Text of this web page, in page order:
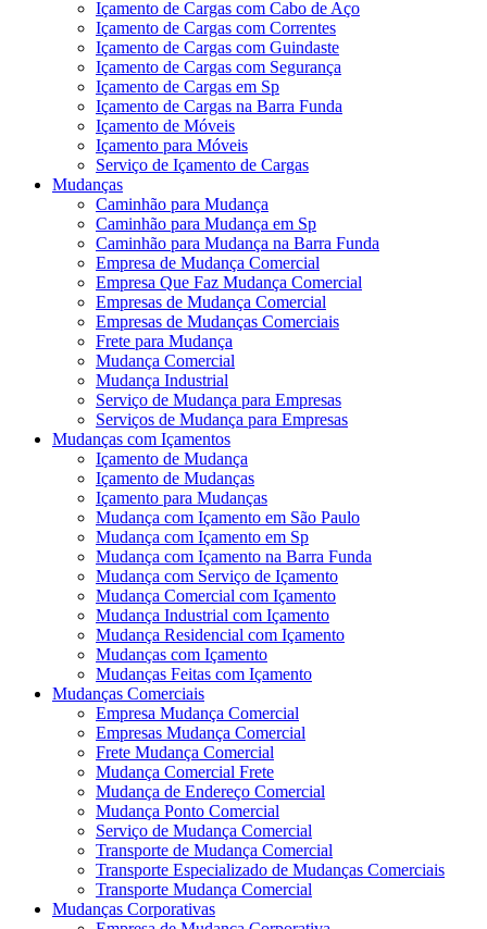
Içamento de Cargas com Cabo de Aço
Içamento de Cargas com Correntes
Içamento de Cargas com Guindaste
Içamento de Cargas com Segurança
Içamento de Cargas em Sp
Içamento de Cargas na Barra Funda
Içamento de Móveis
Içamento para Móveis
Serviço de Içamento de Cargas
Mudanças
Caminhão para Mudança
Caminhão para Mudança em Sp
Caminhão para Mudança na Barra Funda
Empresa de Mudança Comercial
Empresa Que Faz Mudança Comercial
Empresas de Mudança Comercial
Empresas de Mudanças Comerciais
Frete para Mudança
Mudança Comercial
Mudança Industrial
Serviço de Mudança para Empresas
Serviços de Mudança para Empresas
Mudanças com Içamentos
Içamento de Mudança
Içamento de Mudanças
Içamento para Mudanças
Mudança com Içamento em São Paulo
Mudança com Içamento em Sp
Mudança com Içamento na Barra Funda
Mudança com Serviço de Içamento
Mudança Comercial com Içamento
Mudança Industrial com Içamento
Mudança Residencial com Içamento
Mudanças com Içamento
Mudanças Feitas com Içamento
Mudanças Comerciais
Empresa Mudança Comercial
Empresas Mudança Comercial
Frete Mudança Comercial
Mudança Comercial Frete
Mudança de Endereço Comercial
Mudança Ponto Comercial
Serviço de Mudança Comercial
Transporte de Mudança Comercial
Transporte Especializado de Mudanças Comerciais
Transporte Mudança Comercial
Mudanças Corporativas